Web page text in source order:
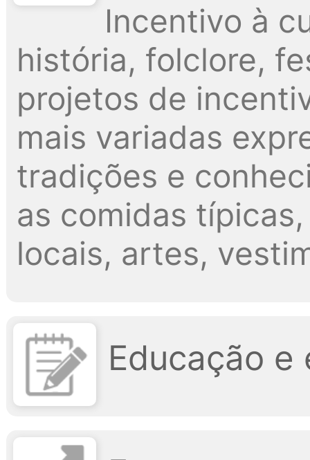
Incentivo à
história, folclore,
projetos de
mais variadas
tradições e
as comidas
locais, artes,
Educação